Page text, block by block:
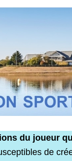
du joueur
de